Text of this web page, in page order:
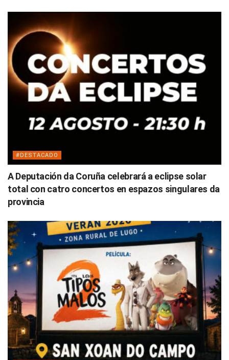
#DESTACADO
A Deputación da Coruña celebrará a eclipse solar
total con catro concertos en espazos singulares da
provincia